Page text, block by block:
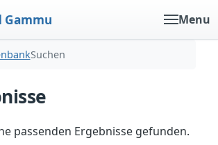
Gammu Menu
Suchen
passenden Ergebnisse gefunden.